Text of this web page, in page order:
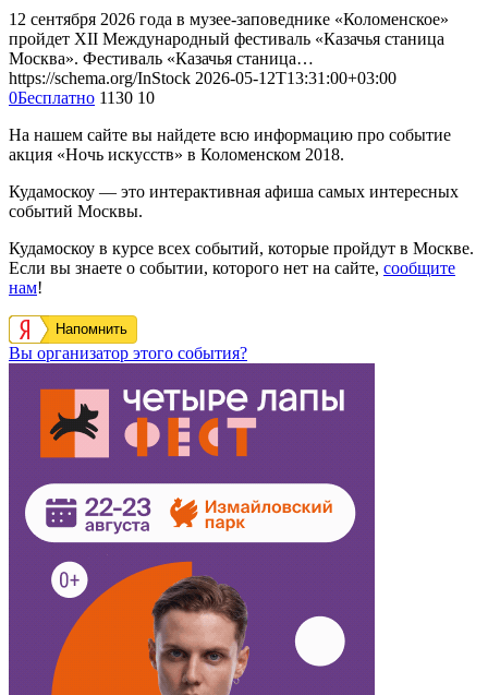
12 сентября 2026 года в музее-заповеднике «Коломенское»
пройдет XII Международный фестиваль «Казачья станица
Москва». Фестиваль «Казачья станица…
https://schema.org/InStock 2026-05-12T13:31:00+03:00
0Бесплатно 1130 10
На нашем сайте вы найдете всю информацию про событие
акция «Ночь искусств» в Коломенском 2018.
Кудамоскоу — это интерактивная афиша самых интересных
событий Москвы.
Кудамоскоу в курсе всех событий, которые пройдут в Москве.
Если вы знаете о событии, которого нет на сайте, сообщите
нам!
Напомнить
Вы организатор этого события?